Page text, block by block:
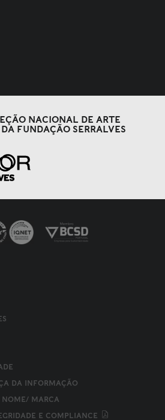
NACIONAL DE ARTE
FUNDAÇÃO SERRALVES
DA INFORMAÇÃO
NOME/ MARCA
E COMPLIANCE